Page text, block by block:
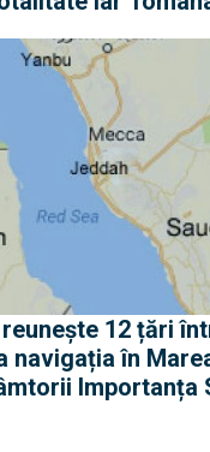
12 țări
navigația în
Importanța